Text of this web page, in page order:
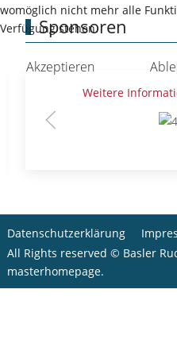
Sponsoren
Datenschutzerklärung
All Rights reserved © Basler
masterhomepage.
womöglich nicht mehr alle
Verfügung stehen.
Akzeptieren
Weitere